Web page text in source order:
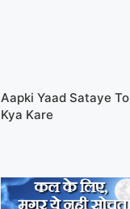
Aapki Yaad Sataye To
Kya Kare